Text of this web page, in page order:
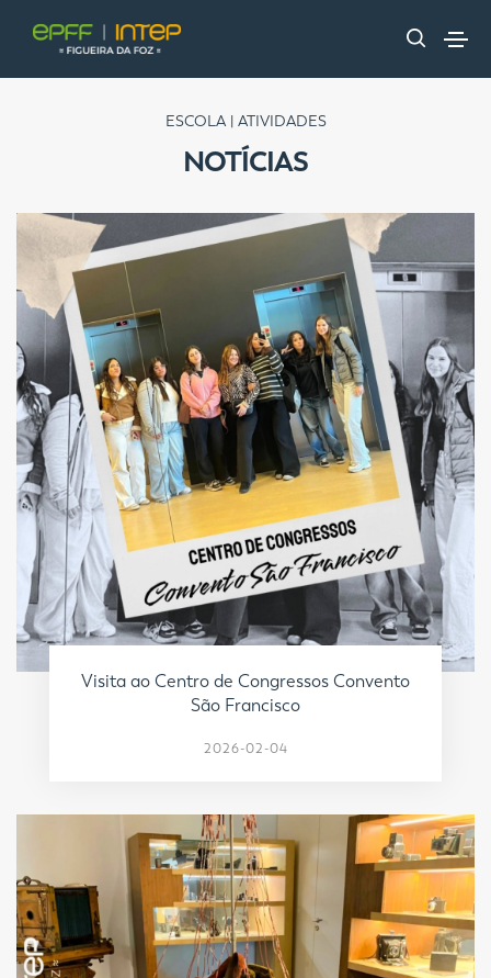
ESCOLA | ATIVIDADES
NOTÍCIAS
Visita ao Centro de Congressos Convento
São Francisco
2026-02-04